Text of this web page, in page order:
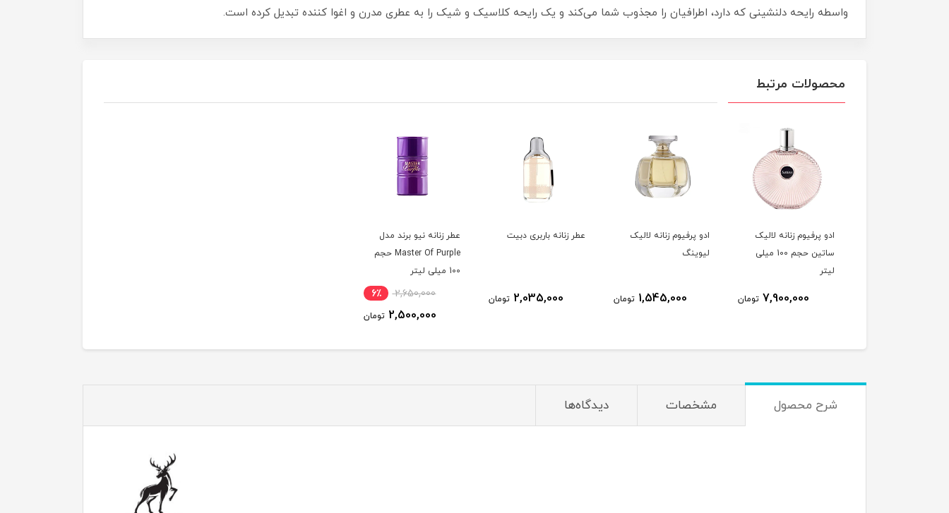
واسطه رایحه دلنشینی که دارد، اطرافیان را مجذوب شما می‌کند و یک رایحه کلاسیک و شیک را به عطری مدرن و اغوا کننده تبدیل کرده است.
محصولات مرتبط
ادو پرفیوم زنانه لالیک
ساتین حجم 100 میلی
لیتر
7,900,000 تومان
ادو پرفیوم زنانه لالیک
لیوینگ
1,545,000 تومان
عطر زنانه باربری دبيت
2,035,000 تومان
عطر زنانه نیو برند مدل
Master Of Purple حجم
100 میلی لیتر
2,650,000 6٪
2,500,000 تومان
شرح محصول مشخصات دیدگاه‌ها